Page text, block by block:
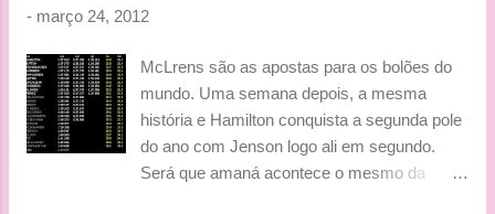
apologized telling that he has only cookies. I put all the 'r'-
letters to the game and finally he got the message that I
asked for GROSSaan, not croissant. I can assure you that
this small mix-up awakened joy in the team also. One thing is
for sure, they will now serve me croissa...
- março 24, 2012
McLrens são as apostas para os bolões do
mundo. Uma semana depois, a mesma
história e Hamilton conquista a segunda pole
do ano com Jenson logo ali em segundo.
Será que amaná acontece o mesmo da